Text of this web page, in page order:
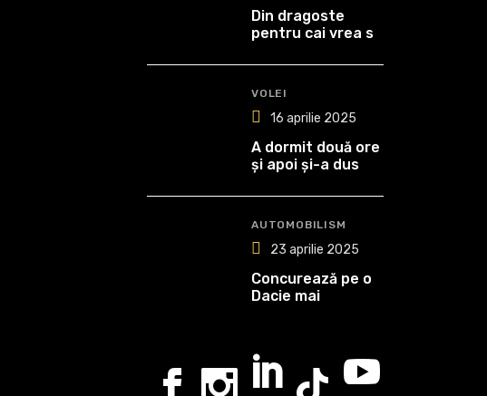
Din dragoste
pentru cai vrea să
veterinar!
VOLEI
16 aprilie 2025
A dormit două ore
și apoi și-a dus
optulea titlu de
AUTOMOBILISM
23 aprilie 2025
Concurează pe o
Dacie mai